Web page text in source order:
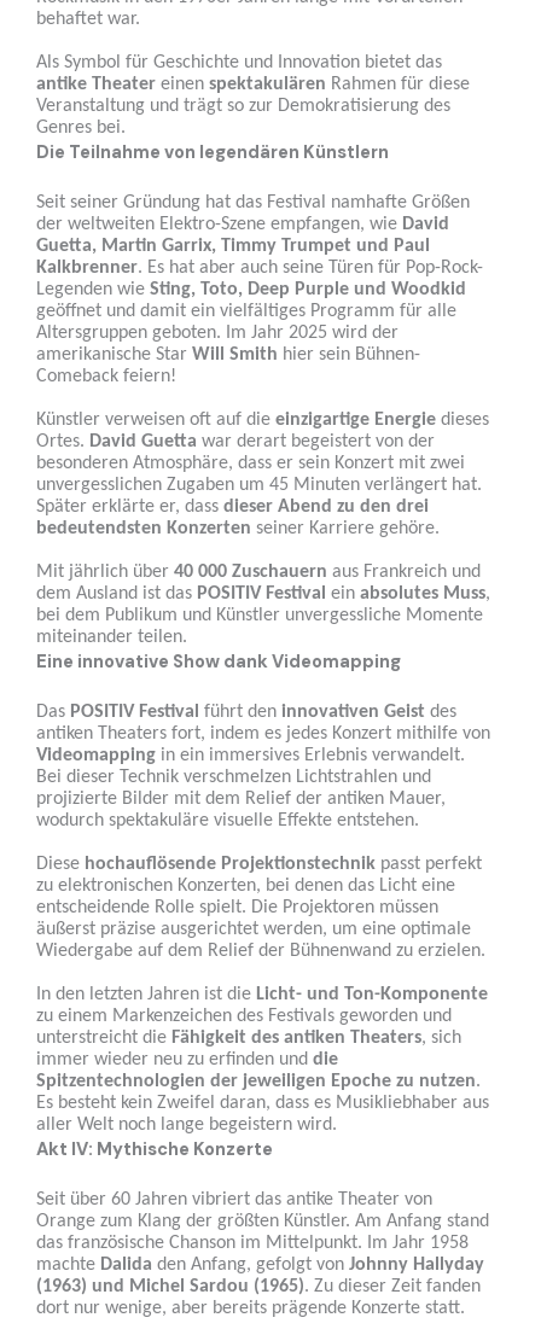
behaftet war.
Als Symbol für Geschichte und Innovation bietet das
antike Theater einen spektakulären Rahmen für diese
Veranstaltung und trägt so zur Demokratisierung des
Genres bei.
Die Teilnahme von legendären Künstlern
Seit seiner Gründung hat das Festival namhafte Größen
der weltweiten Elektro-Szene empfangen, wie David
Guetta, Martin Garrix, Timmy Trumpet und Paul
Kalkbrenner. Es hat aber auch seine Türen für Pop-Rock-
Legenden wie Sting, Toto, Deep Purple und Woodkid
geöffnet und damit ein vielfältiges Programm für alle
Altersgruppen geboten. Im Jahr 2025 wird der
amerikanische Star Will Smith hier sein Bühnen-
Comeback feiern!
Künstler verweisen oft auf die einzigartige Energie dieses
Ortes. David Guetta war derart begeistert von der
besonderen Atmosphäre, dass er sein Konzert mit zwei
unvergesslichen Zugaben um 45 Minuten verlängert hat.
Später erklärte er, dass dieser Abend zu den drei
bedeutendsten Konzerten seiner Karriere gehöre.
Mit jährlich über 40 000 Zuschauern aus Frankreich und
dem Ausland ist das POSITIV Festival ein absolutes Muss,
bei dem Publikum und Künstler unvergessliche Momente
miteinander teilen.
Eine innovative Show dank Videomapping
Das POSITIV Festival führt den innovativen Geist des
antiken Theaters fort, indem es jedes Konzert mithilfe von
Videomapping in ein immersives Erlebnis verwandelt.
Bei dieser Technik verschmelzen Lichtstrahlen und
projizierte Bilder mit dem Relief der antiken Mauer,
wodurch spektakuläre visuelle Effekte entstehen.
Diese hochauflösende Projektionstechnik passt perfekt
zu elektronischen Konzerten, bei denen das Licht eine
entscheidende Rolle spielt. Die Projektoren müssen
äußerst präzise ausgerichtet werden, um eine optimale
Wiedergabe auf dem Relief der Bühnenwand zu erzielen.
In den letzten Jahren ist die Licht- und Ton-Komponente
zu einem Markenzeichen des Festivals geworden und
unterstreicht die Fähigkeit des antiken Theaters, sich
immer wieder neu zu erfinden und die
Spitzentechnologien der jeweiligen Epoche zu nutzen.
Es besteht kein Zweifel daran, dass es Musikliebhaber aus
aller Welt noch lange begeistern wird.
Akt IV: Mythische Konzerte
Seit über 60 Jahren vibriert das antike Theater von
Orange zum Klang der größten Künstler. Am Anfang stand
das französische Chanson im Mittelpunkt. Im Jahr 1958
machte Dalida den Anfang, gefolgt von Johnny Hallyday
(1963) und Michel Sardou (1965). Zu dieser Zeit fanden
dort nur wenige, aber bereits prägende Konzerte statt.